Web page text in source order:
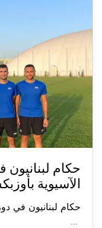
حكام
الآسيوية
حكام لبنانيون في
...